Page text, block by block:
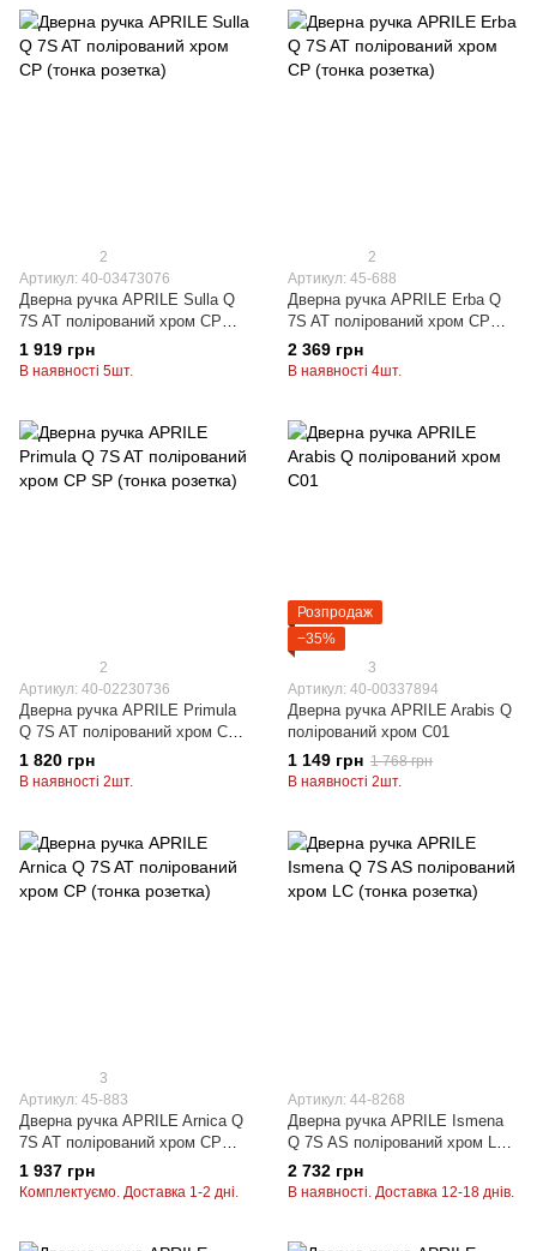
2
Артикул: 40-03473076
Дверна ручка APRILE Sulla Q
7S AT полірований хром CP
(тонка розетка)
1 919 грн
В наявності 5шт.
2
Артикул: 45-688
Дверна ручка APRILE Erba Q
7S AT полірований хром CP
(тонка розетка)
2 369 грн
В наявності 4шт.
2
Артикул: 40-02230736
Дверна ручка APRILE Primula
Q 7S AT полірований хром CP
SP (тонка розетка)
1 820 грн
В наявності 2шт.
Розпродаж
−35%
3
Артикул: 40-00337894
Дверна ручка APRILE Arabis Q
полірований хром C01
1 149 грн 1 768 грн
В наявності 2шт.
3
Артикул: 45-883
Дверна ручка APRILE Arnica Q
7S AT полірований хром CP
(тонка розетка)
1 937 грн
Комплектуємо. Доставка 1-2 дні.
Артикул: 44-8268
Дверна ручка APRILE Ismena
Q 7S AS полірований хром LC
(тонка розетка)
2 732 грн
В наявності. Доставка 12-18 днів.